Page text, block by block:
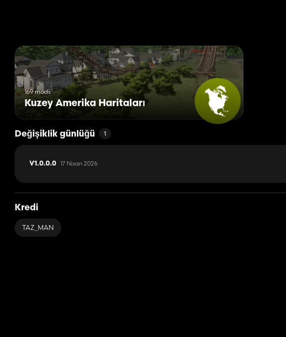
169 mods
Kuzey Amerika Haritaları
Değişiklik günlüğü 1
V1.0.0.0 17 Nisan 2026
Kredi
TAZ_MAN